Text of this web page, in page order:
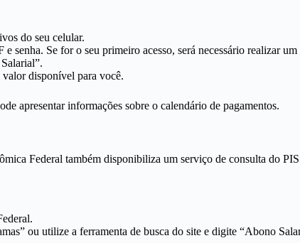
do seu celular.
senha. Se for o seu primeiro acesso, será necessário realizar um
disponível para você.
apresentar informações sobre o calendário de pagamentos.
Federal também disponibiliza um serviço de consulta do
ou utilize a ferramenta de busca do site e digite “Abono